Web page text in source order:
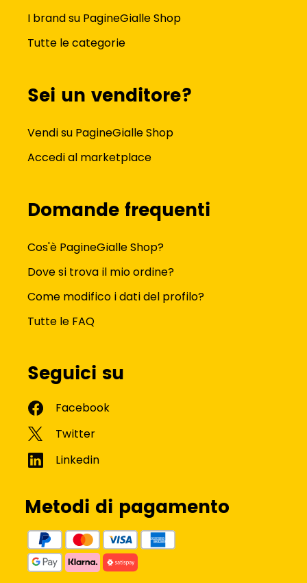
I brand su PagineGialle Shop
Tutte le categorie
Sei un venditore?
Vendi su PagineGialle Shop
Accedi al marketplace
Domande frequenti
Cos'è PagineGialle Shop?
Dove si trova il mio ordine?
Come modifico i dati del profilo?
Tutte le FAQ
Seguici su
Metodi di pagamento